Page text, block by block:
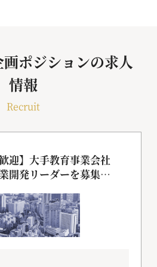
ポジションの求人
情報
Recruit
迎】大手教育事業会社
開発リーダーを募集